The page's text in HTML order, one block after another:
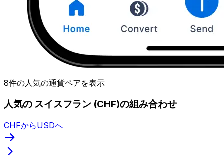
8件の人気の通貨ペアを表示
人気の スイスフラン (CHF)の組み合わせ
CHFからUSDへ